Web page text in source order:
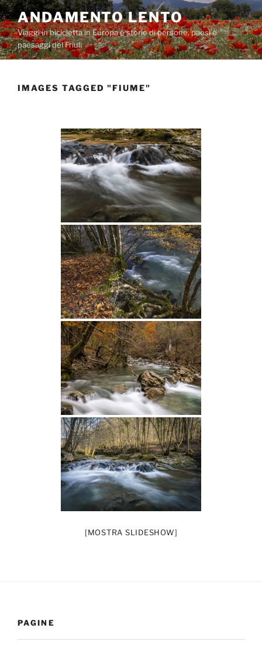
Salta
al
contenuto
ANDAMENTO LENTO
Viaggi in bicicletta in Europa e storie di persone, paesi e
paesaggi del Friuli
IMAGES TAGGED "FIUME"
[MOSTRA SLIDESHOW]
PAGINE